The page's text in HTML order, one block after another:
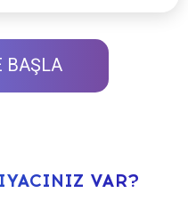
BAŞLA
VAR?